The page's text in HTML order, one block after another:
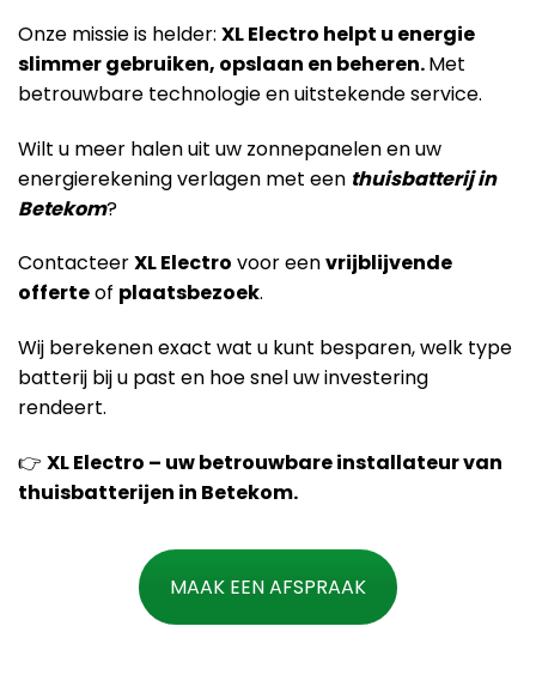
Onze missie is helder: XL Electro helpt u energie
slimmer gebruiken, opslaan en beheren.Met
betrouwbare technologie en uitstekende service.
Wilt u meer halen uit uw zonnepanelen en uw
energierekening verlagen met een thuisbatterij in
Betekom?
ContacteerXL Electro voor eenvrijblijvende
offerteof plaatsbezoek.
Wij berekenen exact wat u kunt besparen, welk type
batterij bij u past en hoe snel uw investering
rendeert.
👉 XL Electro – uw betrouwbare installateur van
thuisbatterijen in Betekom.
MAAK EEN AFSPRAAK